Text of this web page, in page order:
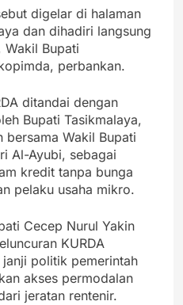
digelar di halaman
dan dihadiri langsung
Wakil Bupati
perbankan.
ditandai dengan
Bupati Tasikmalaya,
bersama Wakil Bupati
Al-Ayubi, sebagai
kredit tanpa bunga
pelaku usaha mikro.
Cecep Nurul Yakin
KURDA
politik pemerintah
akses permodalan
jeratan rentenir.